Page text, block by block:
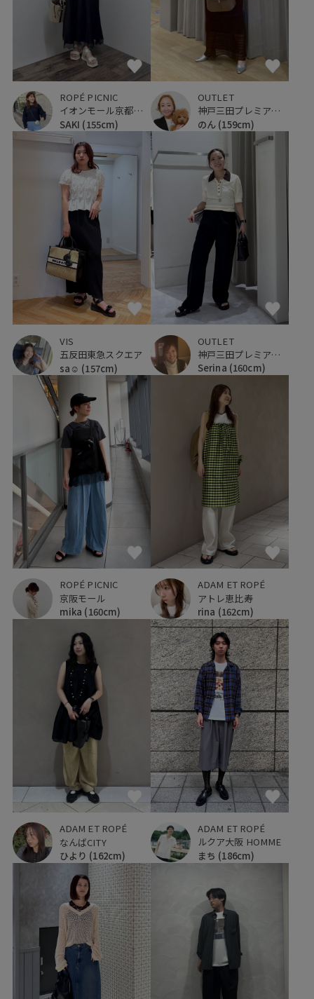
ROPÉ PICNIC
イオンモール京都桂川
SAKI (155cm)
OUTLET
神戸三田プレミアム・アウトレット
のん (159cm)
VIS
五反田東急スクエア
sa☺︎ (157cm)
OUTLET
神戸三田プレミアム・アウトレット
Serina (160cm)
ROPÉ PICNIC
京阪モール
mika (160cm)
ADAM ET ROPÉ
アトレ恵比寿
rina (162cm)
ADAM ET ROPÉ
なんばCITY
ひより (162cm)
ADAM ET ROPÉ
ルクア大阪 HOMME
まち (186cm)